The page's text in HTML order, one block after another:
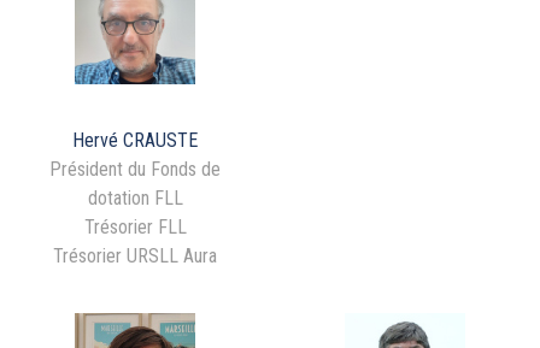
Hervé CRAUSTE
Président du Fonds de
dotation FLL
Trésorier FLL
Trésorier URSLL Aura